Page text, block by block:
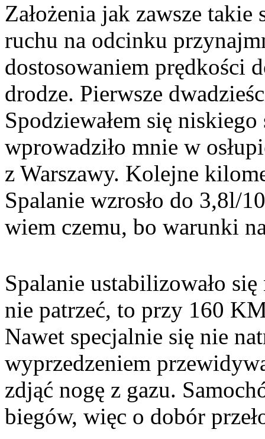
Założenia jak zawsze
ruchu na odcinku
dostosowaniem prędkości
drodze. Pierwsze
Spodziewałem się
wprowadziło mnie w
z Warszawy. Kolejne
Spalanie wzrosło do 3,8l/
wiem czemu, bo warunki
Spalanie ustabilizowało
nie patrzeć, to przy 160
Nawet specjalnie się nie
wyprzedzeniem
zdjąć nogę z gazu.
biegów, więc o dobór